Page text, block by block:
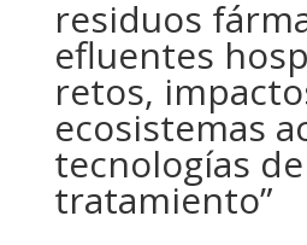
residuos
efluentes
retos,
ecosistemas
tecnologías de
tratamiento”